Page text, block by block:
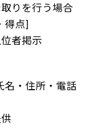
取りを行う場合
得点]
者掲示
・住所・電話